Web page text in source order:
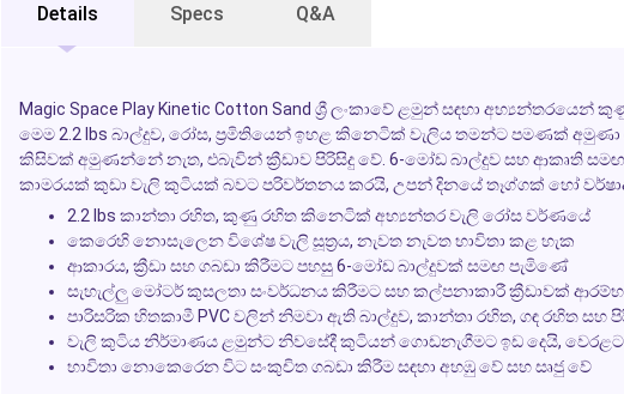
Details Specs Q&A
Magic Space Play Kinetic Cotton Sand ශ්‍රී ලංකාවේ ළමුන් සඳහා අභ්‍යන්තරයෙන්
මෙම 2.2 lbs බාල්දුව, රෝස, ප්‍රමිතියෙන් ඉහළ කිනෙටික් වැලිය තමන්ට පමණක්
කිසිවක් අමුණන්නේ නැත, එබැවින් ක්‍රීඩාව පිරිසිදු වේ. 6-මෝඩ බාල්දුව සහ ආකෘති
කාමරයක් කුඩා වැලි කුටියක් බවට පරිවර්තනය කරයි, උපන් දිනයේ තෑග්ගක් හෝ
2.2 lbs කාන්තා රහිත, කුණු රහිත කිනෙටික් අභ්‍යන්තර වැලි රෝස වර්ණයේ
කෙරෙහි නොසැලෙන විශේෂ වැලි සූත්‍රය, නැවත නැවත භාවිතා කළ හැක
ආකාරය, ක්‍රීඩා සහ ගබඩා කිරීමට පහසු 6-මෝඩ බාල්දුවක් සමඟ පැමිණේ
සැහැල්ලු මෝටර් කුසලතා සංවර්ධනය කිරීමට සහ කල්පනාකාරී ක්‍රීඩාවක්
පාරිසරික හිතකාමී PVC වලින් නිමවා ඇති බාල්දුව, කාන්තා රහිත, ගඳ රහිත සහ
වැලි කුටිය නිර්මාණය ළමුන්ට නිවසේදී කුටියන් ගොඩනැගීමට ඉඩ දෙයි,
භාවිතා නොකෙරෙන විට සංකුචිත ගබඩා කිරීම සඳහා අහඹු වේ සහ සෘජු වේ